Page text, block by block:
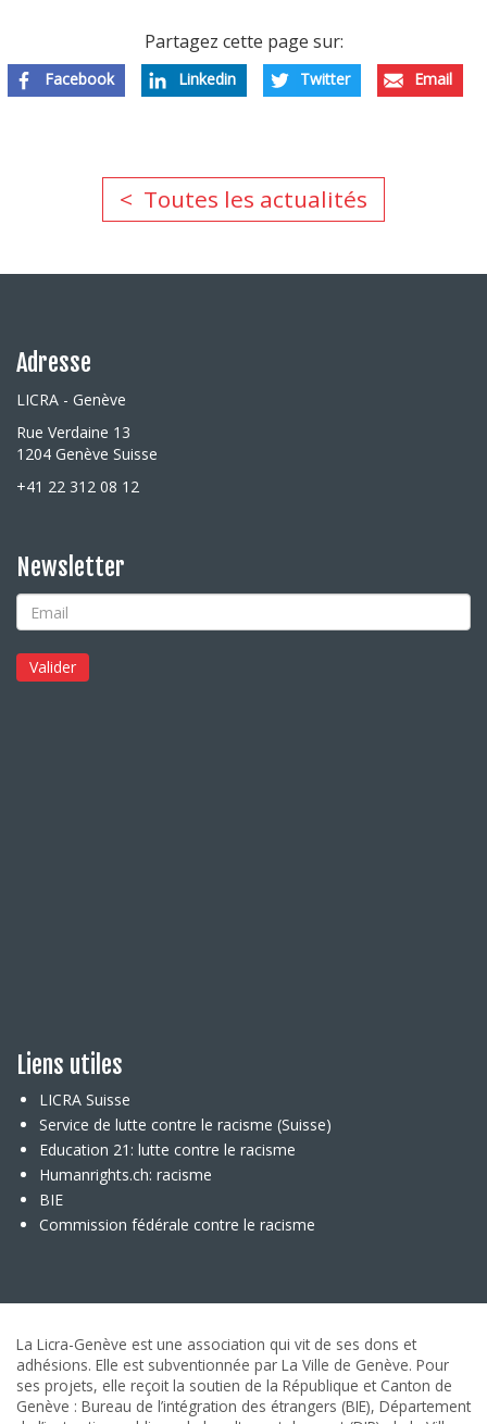
Partagez cette page sur:
Facebook Linkedin Twitter Email
Toutes les actualités
Adresse
LICRA - Genève
Rue Verdaine 13
1204 Genève Suisse
+41 22 312 08 12
Newsletter
Liens utiles
LICRA Suisse
Service de lutte contre le racisme (Suisse)
Education 21: lutte contre le racisme
Humanrights.ch: racisme
BIE
Commission fédérale contre le racisme
La Licra-Genève est une association qui vit de ses dons et
adhésions. Elle est subventionnée par La Ville de Genève. Pour
ses projets, elle reçoit la soutien de la République et Canton de
Genève : Bureau de l’intégration des étrangers (BIE), Département